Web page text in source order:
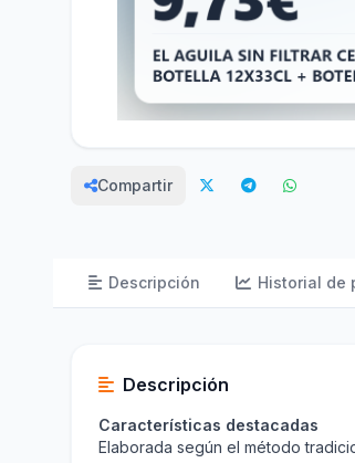
Compartir
Descripción Historial de
Descripción
Características destacadas
Elaborada según el método